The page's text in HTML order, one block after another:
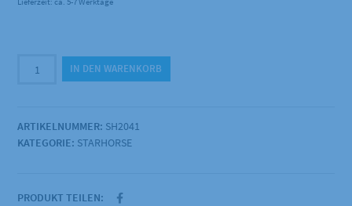
Starhorse
350ml
Menge
IN DEN WARENKORB
ARTIKELNUMMER: SH2041
KATEGORIE: STARHORSE
PRODUKT TEILEN: